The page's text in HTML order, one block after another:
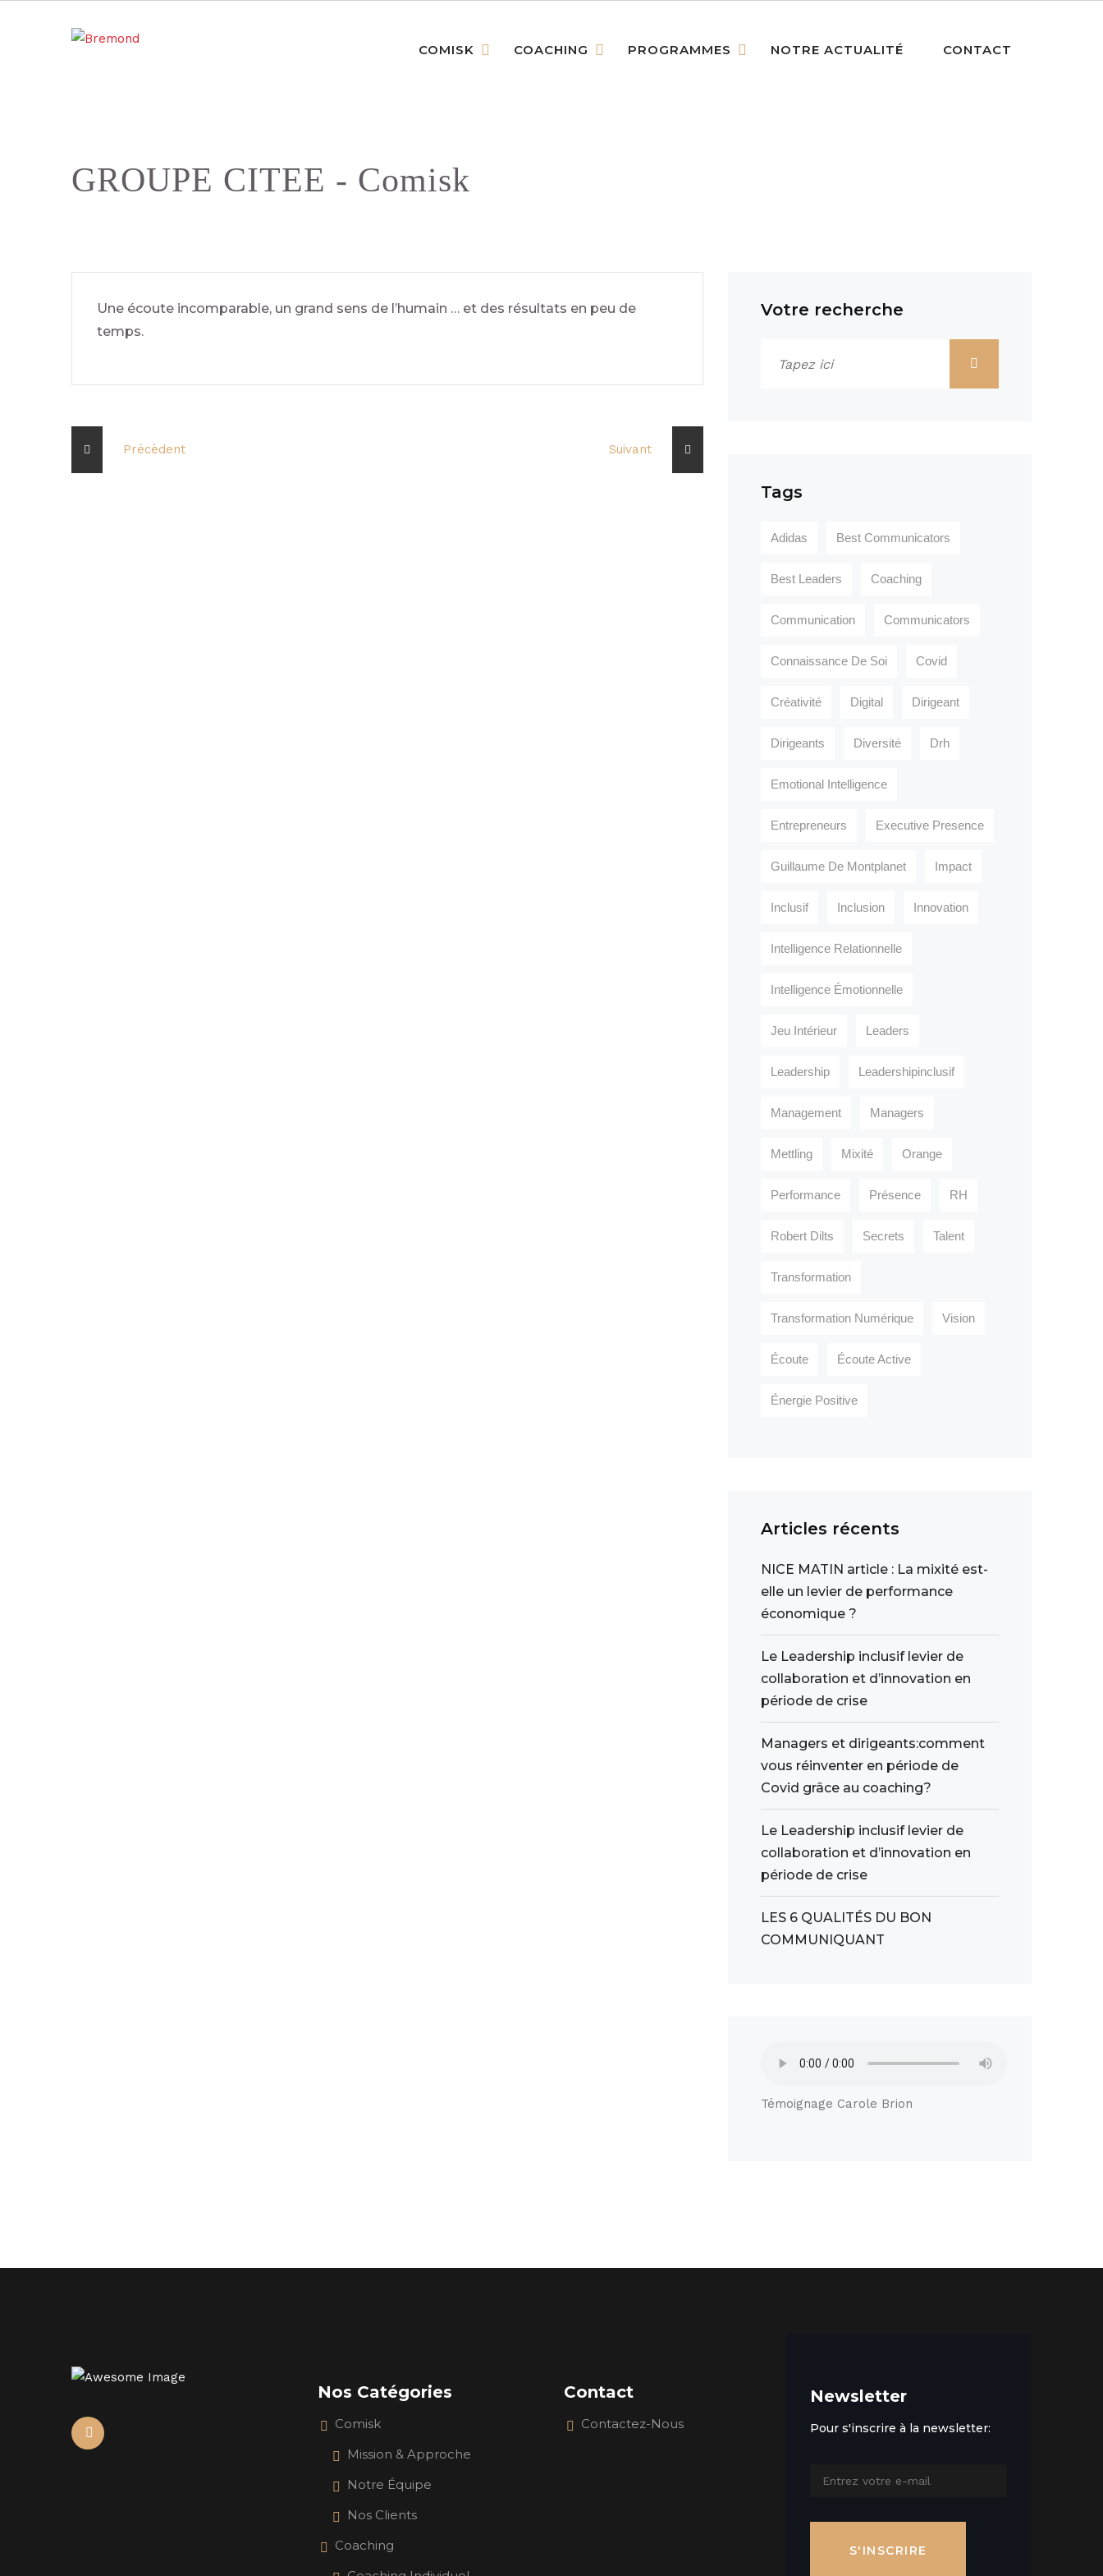
COMISK COACHING PROGRAMMES NOTRE ACTUALITÉ CONTACT
GROUPE CITEE - Comisk
Une écoute incomparable, un grand sens de l’humain … et des résultats en peu de
temps.
Précèdent Suivant
Votre recherche
Tags
Adidas Best Communicators
Best Leaders Coaching
Communication Communicators
Connaissance De Soi Covid
Créativité Digital Dirigeant
Dirigeants Diversité Drh
Emotional Intelligence
Entrepreneurs Executive Presence
Guillaume De Montplanet Impact
Inclusif Inclusion Innovation
Intelligence Relationnelle
Intelligence Émotionnelle
Jeu Intérieur Leaders
Leadership Leadershipinclusif
Management Managers
Mettling Mixité Orange
Performance Présence RH
Robert Dilts Secrets Talent
Transformation
Transformation Numérique Vision
Écoute Écoute Active
Énergie Positive
Articles récents
NICE MATIN article : La mixité est-
elle un levier de performance
économique ?
Le Leadership inclusif levier de
collaboration et d’innovation en
période de crise
Managers et dirigeants:comment
vous réinventer en période de
Covid grâce au coaching?
Le Leadership inclusif levier de
collaboration et d’innovation en
période de crise
LES 6 QUALITÉS DU BON
COMMUNIQUANT
Témoignage Carole Brion
Nos Catégories
Comisk
Mission & Approche
Notre Équipe
Nos Clients
Coaching
Contact
Contactez-Nous
Newsletter
Pour s'inscrire à la newsletter:
S'INSCRIRE